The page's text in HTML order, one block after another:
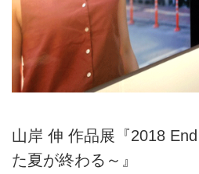
山岸 伸 作品展『2018
た夏が終わる～』